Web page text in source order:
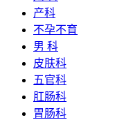
产科
不孕不育
男 科
皮肤科
五官科
肛肠科
胃肠科